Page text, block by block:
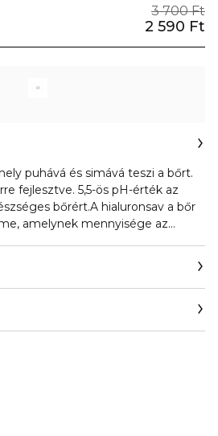
3 700 Ft
2 590 Ft
puhává és simává teszi a bőrt.
fejlesztve. 5,5-ös pH-érték az
bőrért.A hialuronsav a bőr
amelynek mennyisége az
vízből, és intenzív hidratálást
különböző molekulaméretű
optimális felszívódás, hidratálás